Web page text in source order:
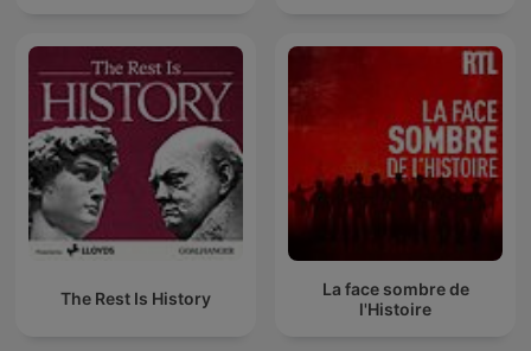
The Rest Is History
La face sombre de
l'Histoire